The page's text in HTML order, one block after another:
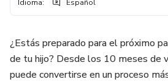
Idioma: Español
¿Estás preparado para el próximo
de tu hijo? Desde los 10 meses de
puede convertirse en un proceso